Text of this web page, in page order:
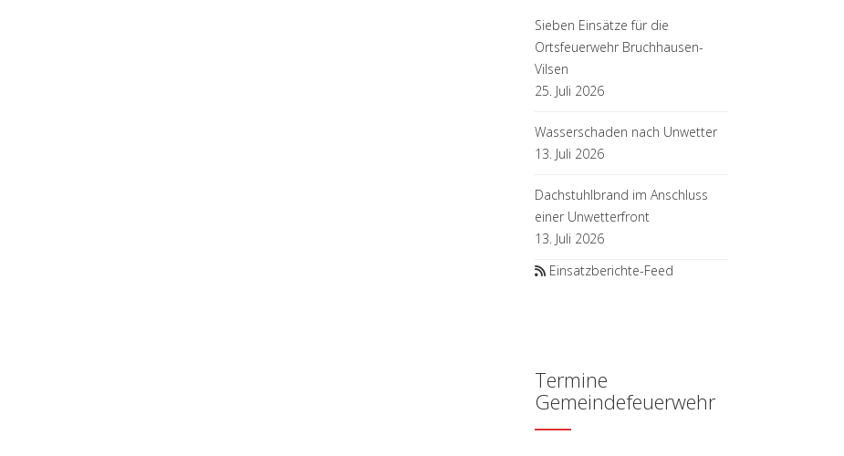
Sieben Einsätze für die
Ortsfeuerwehr Bruchhausen-
Vilsen
25. Juli 2026
Wasserschaden nach Unwetter
13. Juli 2026
Dachstuhlbrand im Anschluss
einer Unwetterfront
13. Juli 2026
Einsatzberichte-Feed
Termine
Gemeindefeuerwehr